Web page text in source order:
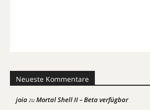
Neueste Kommentare
joiazuMortal Shell II – Beta verfügbar